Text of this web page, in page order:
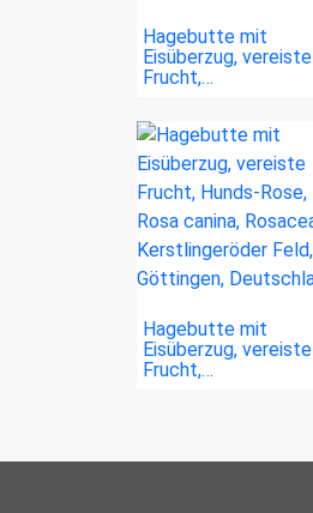
Hagebutte mit
Eisüberzug, vereiste
Frucht,…
Hagebutte mit
Eisüberzug, vereiste
Frucht,…